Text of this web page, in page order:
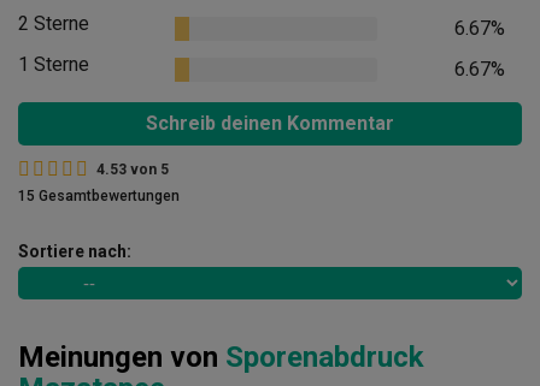
2 Sterne
6.67%
1 Sterne
6.67%
Schreib deinen Kommentar
4.53 von 5
15 Gesamtbewertungen
Sortiere nach:
Meinungen von Sporenabdruck